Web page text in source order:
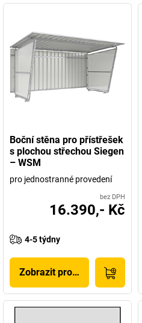
Boční stěna pro přístřešek
s plochou střechou Siegen
– WSM
pro jednostranné provedení
bez DPH
16.390,- Kč
4-5 týdny
Zobrazit produkt